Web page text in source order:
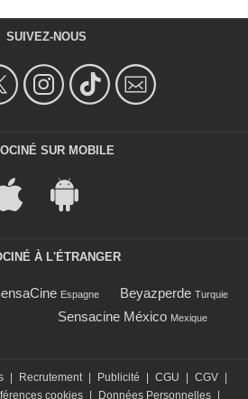
SUIVEZ-NOUS
SUR MOBILE
À L'ÉTRANGER
Espagne Beyazperde Turquie
Sensacine México Mexique
Recrutement Publicité CGU CGV
cookies Données Personnelles